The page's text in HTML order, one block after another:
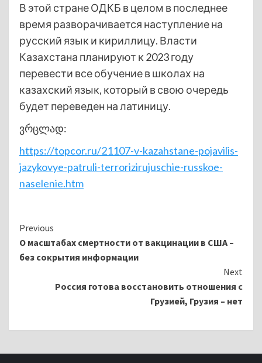
В этой стране ОДКБ в целом в последнее
время разворачивается наступление на
русский язык и кириллицу. Власти
Казахстана планируют к 2023 году
перевести все обучение в школах на
казахский язык, который в свою очередь
будет переведен на латиницу.
ვრცლად:
https://topcor.ru/21107-v-kazahstane-pojavilis-
jazykovye-patruli-terrorizirujuschie-russkoe-
naselenie.htm
Continue
Reading
Previous
О масштабах смертности от вакцинации в США –
без сокрытия информации
Next
Россия готова восстановить отношения с
Грузией, Грузия – нет